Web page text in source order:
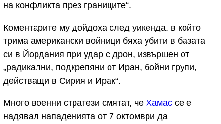
на конфликта през границите“.
Коментарите му дойдоха след уикенда, в който
трима американски войници бяха убити в базата
си в Йордания при удар с дрон, извършен от
„радикални, подкрепяни от Иран, бойни групи,
действащи в Сирия и Ирак“.
Много военни стратези смятат, че Хамас се е
надявал нападенията от 7 октомври да